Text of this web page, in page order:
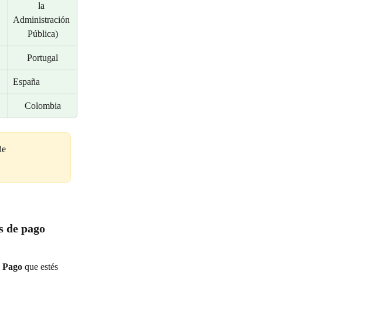
la
Administración
Pública)
Portugal
España
Colombia
de pago
Pago que estés